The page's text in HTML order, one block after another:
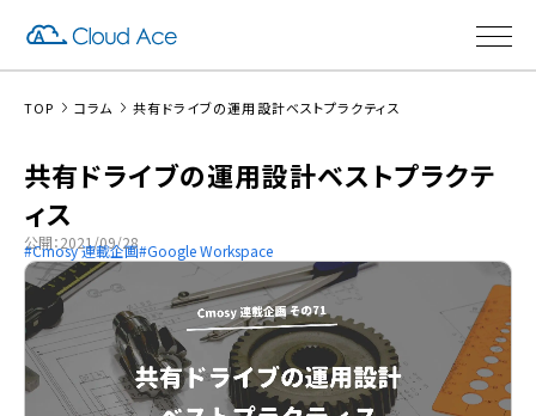
TOP コラム 共有ドライブの運用設計ベストプラクティス
共有ドライブの運用設計ベストプラクテ
ィス
公開：2021/09/28
Cmosy 連載企画 Google Workspace